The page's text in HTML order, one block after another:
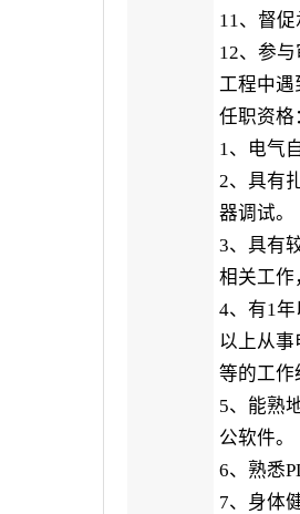
11、督
12、参
工程中遇
任职资格
1、电气
2、具有
器调试。
3、具有
相关工作
4、有1
以上从
等的工作
5、能熟
公软件。
6、熟悉
7、身体